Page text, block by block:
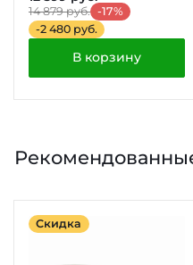
14 879 руб. -17%
-2 480 руб.
В корзину
Скидка